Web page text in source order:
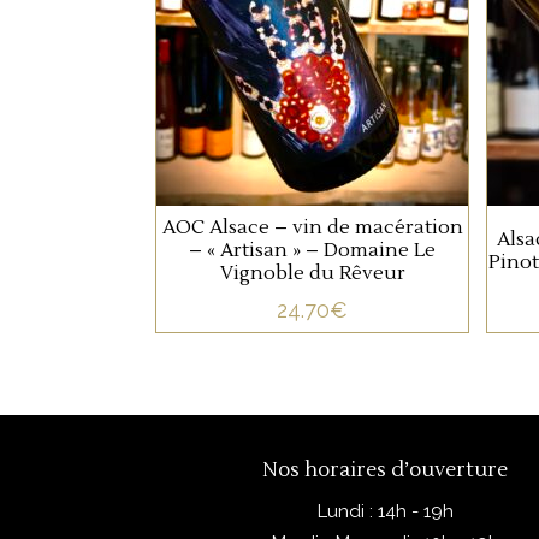
Gris, macération. Fruit d’un
vieux vignoble planté par
l’Aieul, « le Reveur » est
un personnage secret,
misanthrope et un peu
sourcier.
AJOUTER AU PANIER
AOC Alsace – vin de macération
– « Artisan » – Domaine Le
Vignoble du Rêveur
24.70€
Nos horaires d’ouverture
Lundi : 14h - 19h